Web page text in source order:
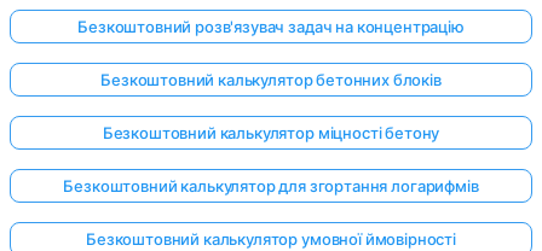
Безкоштовний розв'язувач задач на концентрацію
Безкоштовний калькулятор бетонних блоків
Безкоштовний калькулятор міцності бетону
Безкоштовний калькулятор для згортання логарифмів
Безкоштовний калькулятор умовної ймовірності